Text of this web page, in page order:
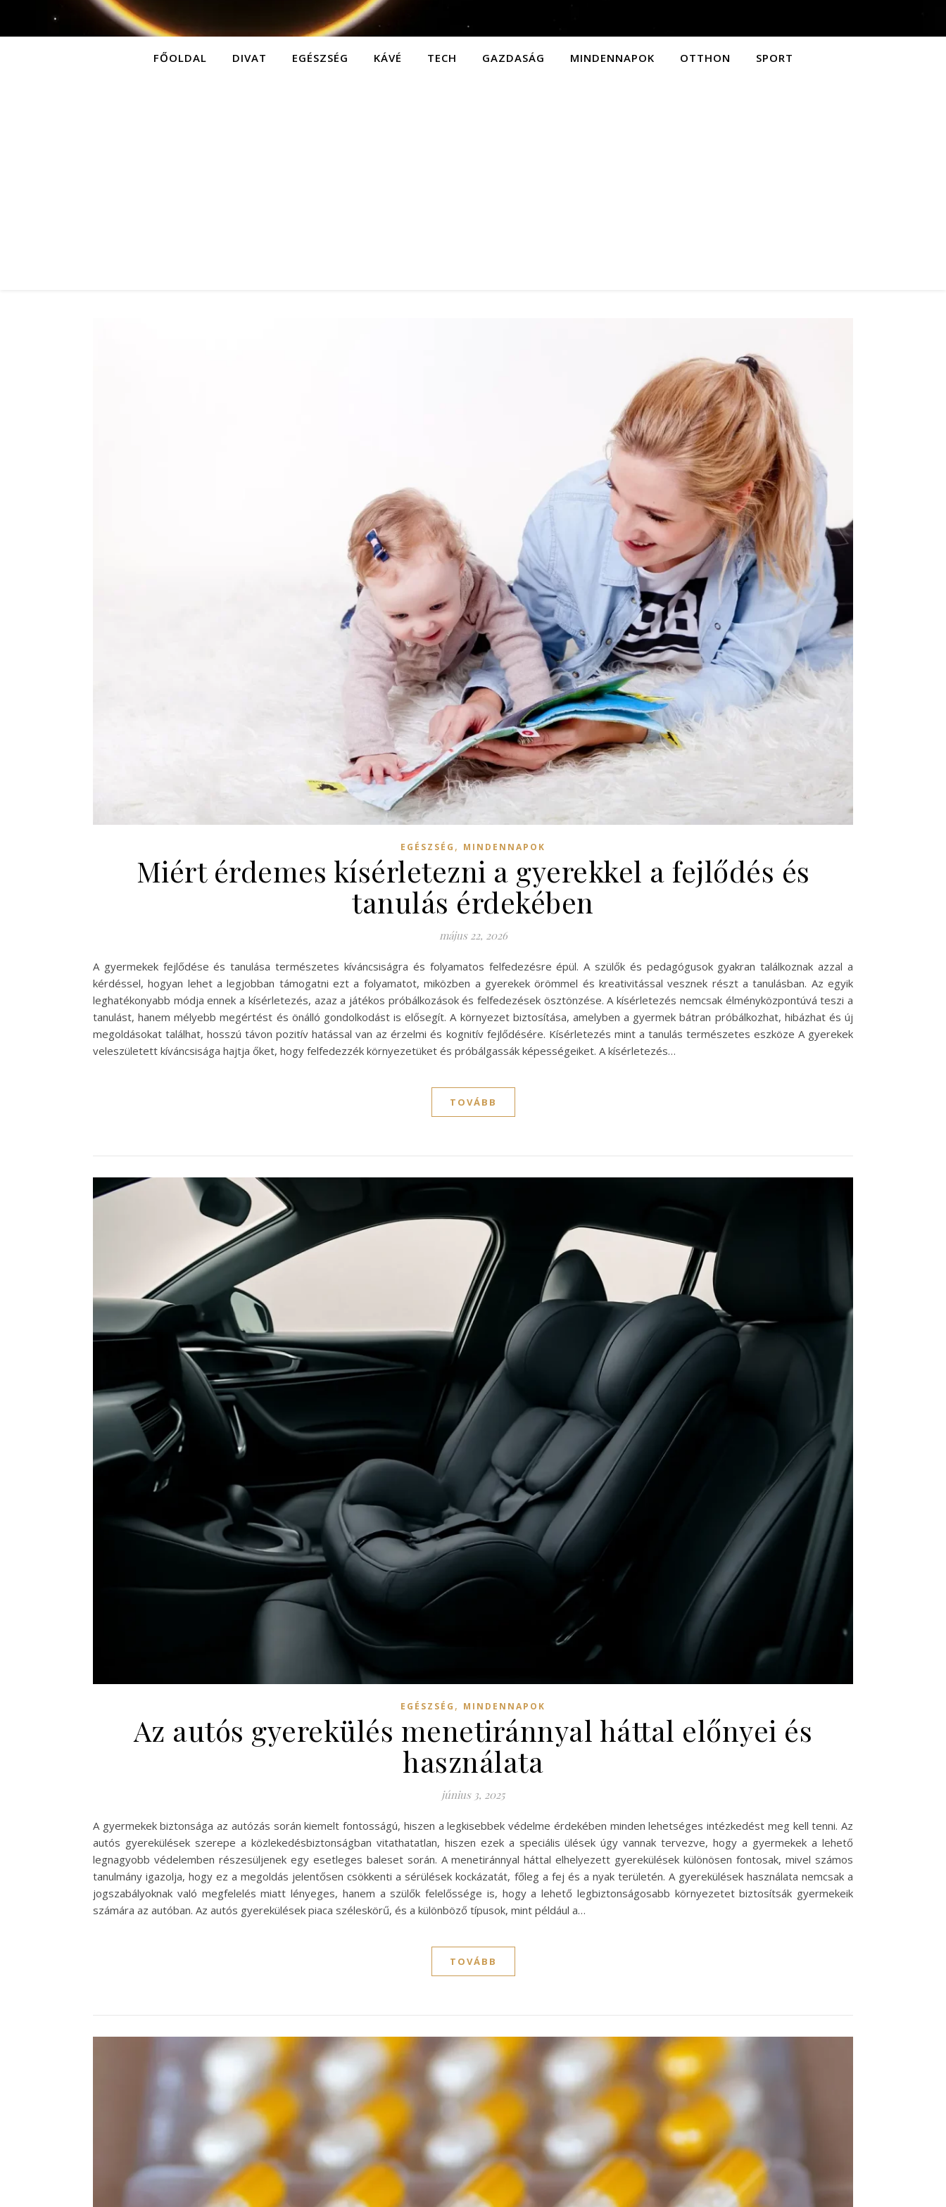
FŐOLDAL DIVAT EGÉSZSÉG KÁVÉ TECH GAZDASÁG MINDENNAPOK OTTHON SPORT
EGÉSZSÉG , MINDENNAPOK
Miért érdemes kísérletezni a gyerekkel a fejlődés és
tanulás érdekében
május 22, 2026
A gyermekek fejlődése és tanulása természetes kíváncsiságra és folyamatos felfedezésre épül. A szülők és pedagógusok gyakran találkoznak azzal a
kérdéssel, hogyan lehet a legjobban támogatni ezt a folyamatot, miközben a gyerekek örömmel és kreativitással vesznek részt a tanulásban. Az egyik
leghatékonyabb módja ennek a kísérletezés, azaz a játékos próbálkozások és felfedezések ösztönzése. A kísérletezés nemcsak élményközpontúvá teszi a
tanulást, hanem mélyebb megértést és önálló gondolkodást is elősegít. A környezet biztosítása, amelyben a gyermek bátran próbálkozhat, hibázhat és új
megoldásokat találhat, hosszú távon pozitív hatással van az érzelmi és kognitív fejlődésére. Kísérletezés mint a tanulás természetes eszköze A gyerekek
veleszületett kíváncsisága hajtja őket, hogy felfedezzék környezetüket és próbálgassák képességeiket. A kísérletezés…
TOVÁBB
EGÉSZSÉG , MINDENNAPOK
Az autós gyerekülés menetiránnyal háttal előnyei és
használata
június 3, 2025
A gyermekek biztonsága az autózás során kiemelt fontosságú, hiszen a legkisebbek védelme érdekében minden lehetséges intézkedést meg kell tenni. Az
autós gyerekülések szerepe a közlekedésbiztonságban vitathatatlan, hiszen ezek a speciális ülések úgy vannak tervezve, hogy a gyermekek a lehető
legnagyobb védelemben részesüljenek egy esetleges baleset során. A menetiránnyal háttal elhelyezett gyerekülések különösen fontosak, mivel számos
tanulmány igazolja, hogy ez a megoldás jelentősen csökkenti a sérülések kockázatát, főleg a fej és a nyak területén. A gyerekülések használata nemcsak a
jogszabályoknak való megfelelés miatt lényeges, hanem a szülők felelőssége is, hogy a lehető legbiztonságosabb környezetet biztosítsák gyermekeik
számára az autóban. Az autós gyerekülések piaca széleskörű, és a különböző típusok, mint például a…
TOVÁBB